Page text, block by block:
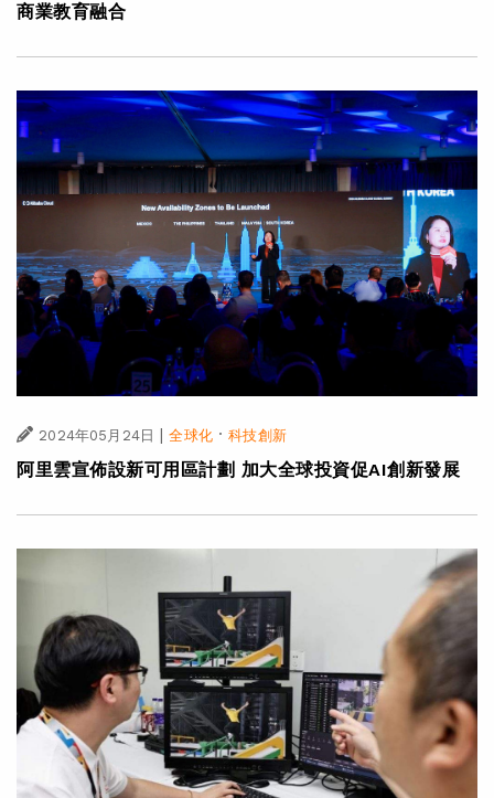
商業教育融合
2024年05月24日 全球化·科技創新
阿里雲宣佈設新可用區計劃 加大全球投資促AI創新發展